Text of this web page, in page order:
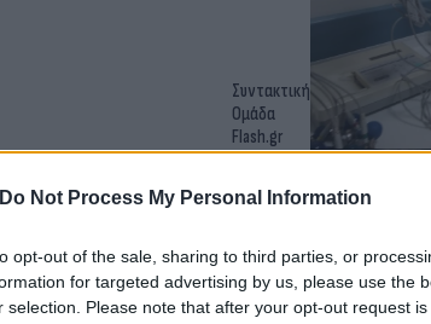
Do Not Process My Personal Information
opt-out of the sale, sharing to third parties, or
for targeted advertising by us, please use the
selection. Please note that after your opt-out request
Συντακτική
Ομάδα
Flash.gr
- Καθηγητής